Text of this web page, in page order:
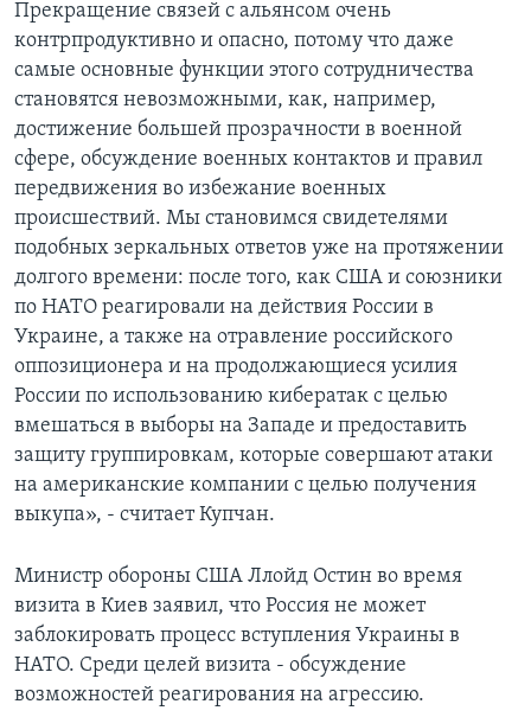
Прекращение связей с альянсом очень
контрпродуктивно и опасно, потому что даже
самые основные функции этого сотрудничества
становятся невозможными, как, например,
достижение большей прозрачности в военной
сфере, обсуждение военных контактов и правил
передвижения во избежание военных
происшествий. Мы становимся свидетелями
подобных зеркальных ответов уже на протяжении
долгого времени: после того, как США и союзники
по НАТО реагировали на действия России в
Украине, а также на отравление российского
оппозиционера и на продолжающиеся усилия
России по использованию кибератак с целью
вмешаться в выборы на Западе и предоставить
защиту группировкам, которые совершают атаки
на американские компании с целью получения
выкупа», - считает Купчан.
Министр обороны США Ллойд Остин во время
визита в Киев заявил, что Россия не может
заблокировать процесс вступления Украины в
НАТО. Среди целей визита - обсуждение
возможностей реагирования на агрессию.